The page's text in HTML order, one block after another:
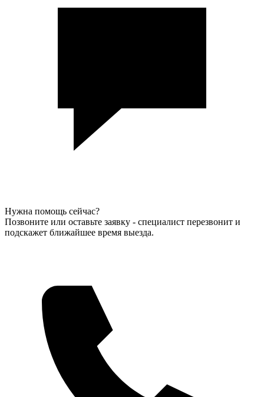
Нужна помощь сейчас?
Позвоните или оставьте заявку - специалист перезвонит и
подскажет ближайшее время выезда.